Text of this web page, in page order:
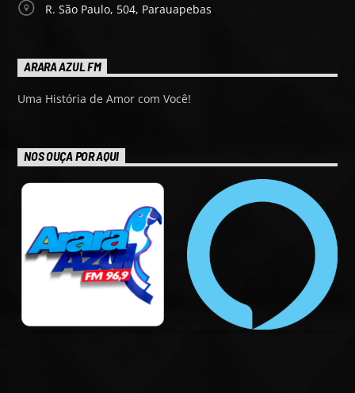
R. São Paulo, 504, Parauapebas
ARARA AZUL FM
Uma História de Amor com Você!
NOS OUÇA POR AQUI